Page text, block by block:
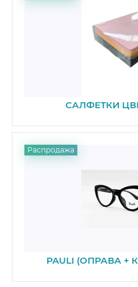
САЛФЕТКИ
Распродажа
PAULI (ОПРАВА